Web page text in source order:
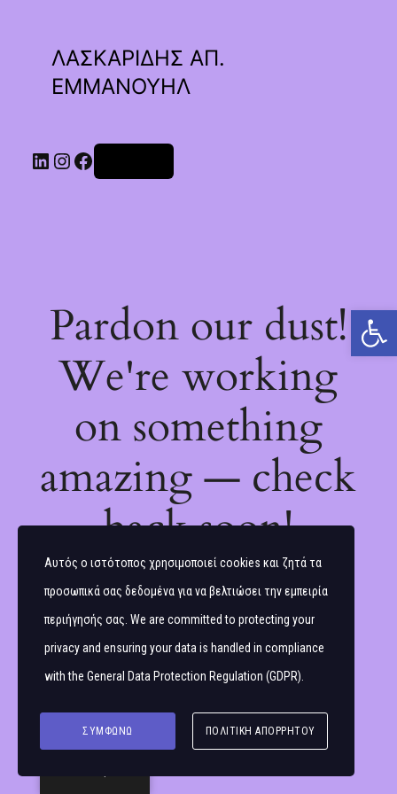
Ανοίξτε τη γραμμή εργαλείων
ΛΑΣΚΑΡΙΔΗΣ ΑΠ.
ΕΜΜΑΝΟΥΗΛ
Linkedin
Instagram
Facebook
Pardon our dust!
We're working
on something
amazing — check
back soon!
Αυτός ο ιστότοπος χρησιμοποιεί cookies και ζητά τα
προσωπικά σας δεδομένα για να βελτιώσει την εμπειρία
περιήγησής σας. We are committed to protecting your
privacy and ensuring your data is handled in compliance
with the General Data Protection Regulation (GDPR)
ΣΥΜΦΩΝΏ ΠΟΛΙΤΙΚΉ ΑΠΟΡΡΉΤΟΥ